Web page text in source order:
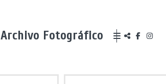
Archivo Fotográfico